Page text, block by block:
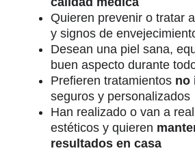
Quieren prevenir o tratar
y signos de
Desean una piel sana,
buen aspecto durante
Prefieren tratamientos no
seguros y personalizados
Han realizado o van a
estéticos y quieren
resultados en casa